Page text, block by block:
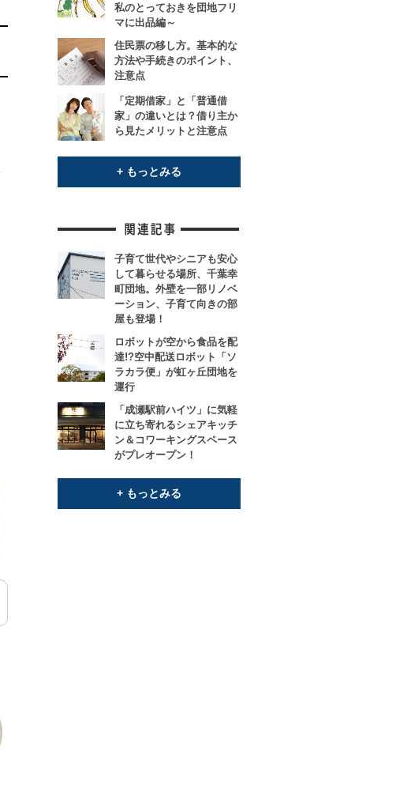
私のとっておきを団地フリ
マに出品編～
住民票の移し方。基本的な
方法や手続きのポイント、
注意点
「定期借家」と「普通借
家」の違いとは？借り主か
ら見たメリットと注意点
+ もっとみる
子育て世代やシニアも安心
して暮らせる場所、千葉幸
町団地。外壁を一部リノベ
ーション、子育て向きの部
屋も登場！
ロボットが空から食品を配
達!?空中配送ロボット「ソ
ラカラ便」が虹ヶ丘団地を
運行
「成瀬駅前ハイツ」に気軽
に立ち寄れるシェアキッチ
ン＆コワーキングスペース
がプレオープン！
+ もっとみる